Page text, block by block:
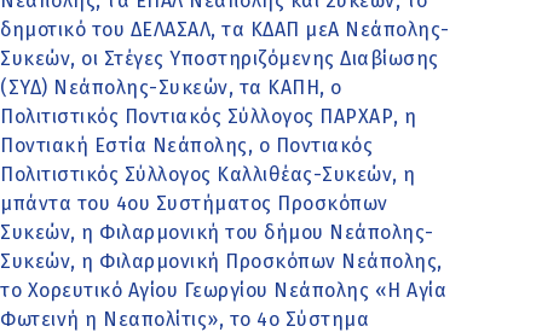
δημοτικό του ΔΕΛΑΣΑΛ, τα ΚΔΑΠ μεΑ Νεάπολης-
Συκεών, οι Στέγες Υποστηριζόμενης Διαβίωσης
(ΣΥΔ) Νεάπολης-Συκεών, τα ΚΑΠΗ, ο
Πολιτιστικός Ποντιακός Σύλλογος ΠΑΡΧΑΡ, η
Ποντιακή Εστία Νεάπολης, ο Ποντιακός
Πολιτιστικός Σύλλογος Καλλιθέας-Συκεών, η
μπάντα του 4ου Συστήματος Προσκόπων
Συκεών, η Φιλαρμονική του δήμου Νεάπολης-
Συκεών, η Φιλαρμονική Προσκόπων Νεάπολης,
το Χορευτικό Αγίου Γεωργίου Νεάπολης «Η Αγία
Φωτεινή η Νεαπολίτις», το 4ο Σύστημα